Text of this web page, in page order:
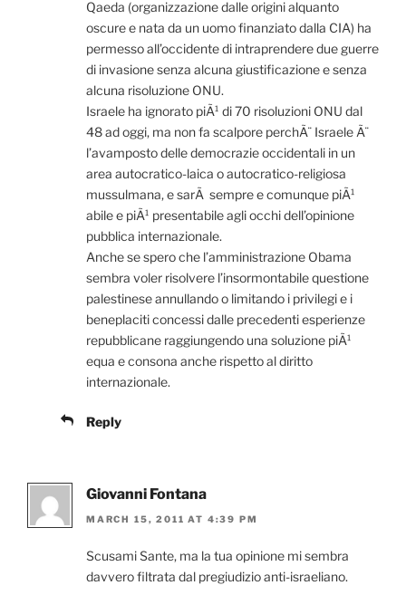
Qaeda (organizzazione dalle origini alquanto
oscure e nata da un uomo finanziato dalla CIA) ha
permesso all’occidente di intraprendere due guerre
di invasione senza alcuna giustificazione e senza
alcuna risoluzione ONU.
Israele ha ignorato piÃ¹ di 70 risoluzioni ONU dal
48 ad oggi, ma non fa scalpore perchÃ¨ Israele Ã¨
l’avamposto delle democrazie occidentali in un
area autocratico-laica o autocratico-religiosa
mussulmana, e sarÃ sempre e comunque piÃ¹
abile e piÃ¹ presentabile agli occhi dell’opinione
pubblica internazionale.
Anche se spero che l’amministrazione Obama
sembra voler risolvere l’insormontabile questione
palestinese annullando o limitando i privilegi e i
beneplaciti concessi dalle precedenti esperienze
repubblicane raggiungendo una soluzione piÃ¹
equa e consona anche rispetto al diritto
internazionale.
Reply
Giovanni Fontana
MARCH 15, 2011 AT 4:39 PM
Scusami Sante, ma la tua opinione mi sembra
davvero filtrata dal pregiudizio anti-israeliano.